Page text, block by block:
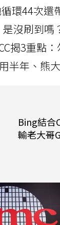
環44次還
沒刷到
揭3重點
半年、熊
Bing結合
輸老大哥